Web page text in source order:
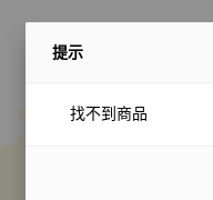
提示
找不到商品